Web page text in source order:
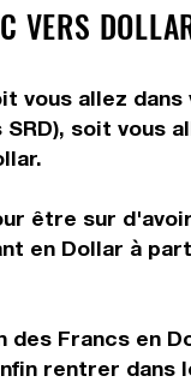
VERS
vous allez
soit vous
être sur
en Dollar à
des Francs en
rentrer